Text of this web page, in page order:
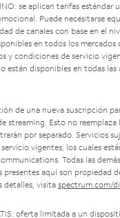
se aplican tarifas estándar
Puede necesitarse
de canales con base en el
en todos los mercados
y condiciones de servicio
están disponibles en todas las
de una nueva suscripción
streaming. Esto no reemplaza
por separado. Servicios
vigentes, los cuales
Todas las
aquí son propiedad
detalles, visita spectrum.com/
oferta limitada a un